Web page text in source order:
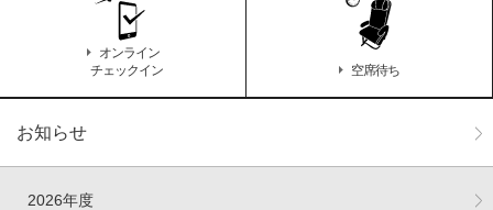
お知らせ
2026年度
オンライン
チェックイン
空席待ち